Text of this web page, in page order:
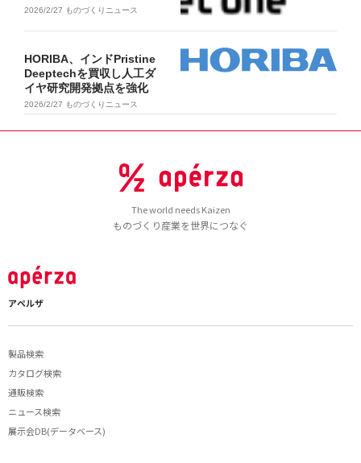
2026/2/27 ものづくりニュース
HORIBA、インドPristine
Deeptechを買収し人工ダ
イヤ研究開発拠点を強化
2026/2/27 ものづくりニュース
The world needs Kaizen
ものづくり産業を世界につなぐ
アペルザ
製品検索
カタログ検索
通販検索
ニュース検索
展示会DB(データベース)